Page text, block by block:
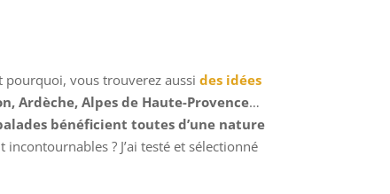
pourquoi, vous trouverez aussides idées
Ardèche, Alpes de Haute-Provence…
bénéficient toutes d’une nature
? J’ai testé et sélectionné